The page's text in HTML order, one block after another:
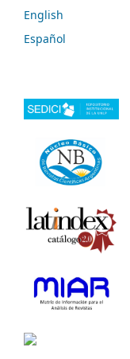
English
Español